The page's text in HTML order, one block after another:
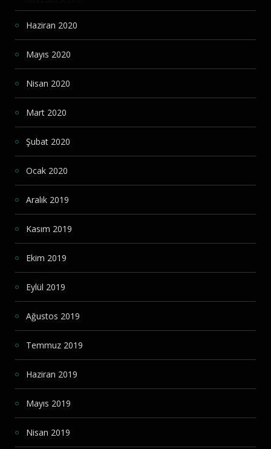
Haziran 2020
Mayıs 2020
Nisan 2020
Mart 2020
Şubat 2020
Ocak 2020
Aralık 2019
Kasım 2019
Ekim 2019
Eylül 2019
Ağustos 2019
Temmuz 2019
Haziran 2019
Mayıs 2019
Nisan 2019